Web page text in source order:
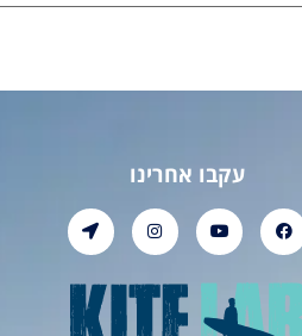
עקבו אחרינו